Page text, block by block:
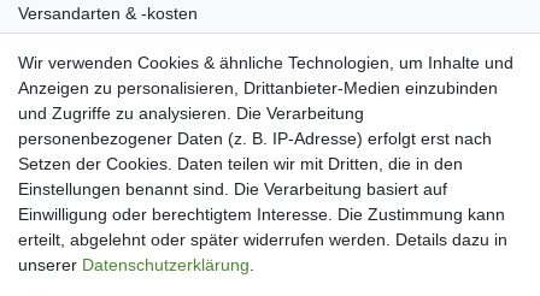
Versandarten & -kosten
Widerrufsrecht
Warenkorb
Zur Kasse
Mein Konto
Kundenkonto eröffnen
Im Kundenkonto anmelden
Wunschliste
Service
Wir verwenden Cookies & ähnliche Technologien, um Inhalte und
Anzeigen zu personalisieren, Drittanbieter-Medien einzubinden
und Zugriffe zu analysieren. Die Verarbeitung
personenbezogener Daten (z. B. IP-Adresse) erfolgt erst nach
Setzen der Cookies. Daten teilen wir mit Dritten, die in den
Einstellungen benannt sind. Die Verarbeitung basiert auf
Einwilligung oder berechtigtem Interesse. Die Zustimmung kann
erteilt, abgelehnt oder später widerrufen werden. Details dazu in
unserer Daten­schutz­erklärung